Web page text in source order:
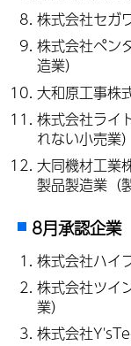
株式会社セガ
株式会社ペン
造業）
大和原工事株
株式会社ライ
れない小売業）
大同機材工業
製品製造業（
8月承認企業
株式会社ハイ
株式会社ツイ
業）
株式会社